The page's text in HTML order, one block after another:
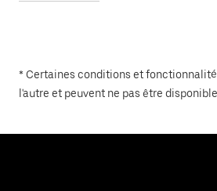
* Certaines conditions et
l'autre et peuvent ne pas être